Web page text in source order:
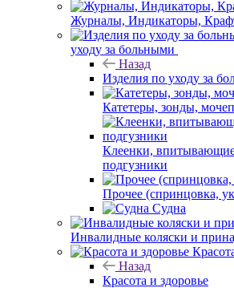
Журналы, Индикаторы,
уходу за больными
Назад
Изделия по уходу за
Катетеры, зонды,
Клеенки,
подгузники
Прочее (спринцовка,
Судна
Инвалидные коляски и
Назад
Красота и здоровье